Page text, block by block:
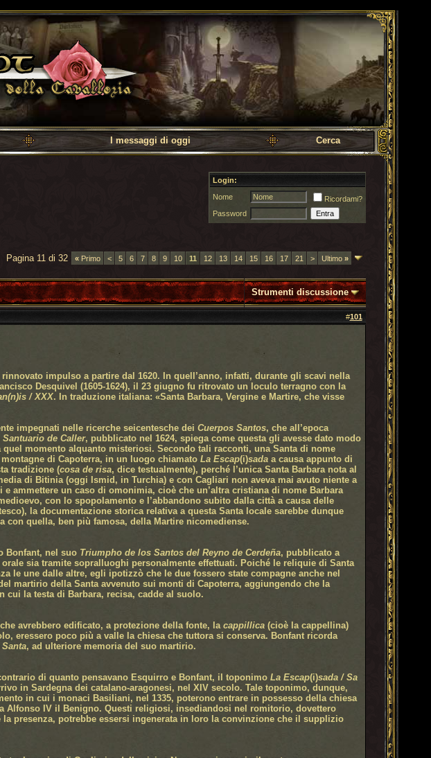
I messaggi di oggi Cerca
Login:
Nome
Ricordami?
Password
Pagina 11 di 32 « Primo < 5 6 7 8 9 10 11 12 13 14 15 16 17 21 > Ultimo»
Strumenti discussione
#101
impulso a partire dal 1620. In quell’anno, infatti, durante gli scavi nella
Desquivel (1605-1624), il 23 giugno fu ritrovato un loculo terragno con la
/ XXX. In traduzione italiana: «Santa Barbara, Vergine e Martire, che visse
impegnati nelle ricerche seicentesche dei Cuerpos Santos, che all’epoca
Santuario de Caller, pubblicato nel 1624, spiega come questa gli avesse dato modo
momento alquanto misteriosi. Secondo tali racconti, una Santa di nome
di Capoterra, in un luogo chiamato La Escap(i)sadaa causa appunto di
tradizione (cosa de risa, dice testualmente), perché l’unica Santa Barbara nota al
di Bitinia (oggi Ismid, in Turchia) e con Cagliari non aveva mai avuto niente a
ammettere un caso di omonimia, cioè che un’altra cristiana di nome Barbara
con lo spopolamento e l’abbandono subito dalla città a causa delle
la documentazione storica relativa a questa Santa locale sarebbe dunque
con quella, ben più famosa, della Martire nicomediense.
Bonfant, nel suo Triumpho de los Santos del Reyno de Cerdeña, pubblicato a
sia tramite sopralluoghi personalmente effettuati. Poiché le reliquie di Santa
le une dalle altre, egli ipotizzò che le due fossero state compagne anche nel
martirio della Santa avvenuto sui monti di Capoterra, aggiungendo che la
la testa di Barbara, recisa, cadde al suolo.
avrebbero edificato, a protezione della fonte, lacappillica(cioè la cappellina)
eressero poco più a valle la chiesa che tuttora si conserva. Bonfant ricorda
, ad ulteriore memoria del suo martirio.
di quanto pensavano Esquirro e Bonfant, il toponimo La Escap(i)sada / Sa
in Sardegna dei catalano-aragonesi, nel XIV secolo. Tale toponimo, dunque,
in cui i monaci Basiliani, nel 1335, poterono entrare in possesso della chiesa
Alfonso IV il Benigno. Questi religiosi, insediandosi nel romitorio, dovettero
presenza, potrebbe essersi ingenerata in loro la convinzione che il supplizio